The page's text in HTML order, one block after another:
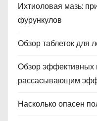
Ихтиоловая мазь:
фурункулов
Обзор таблеток для
Обзор эффективных
рассасывающим
Насколько опасен